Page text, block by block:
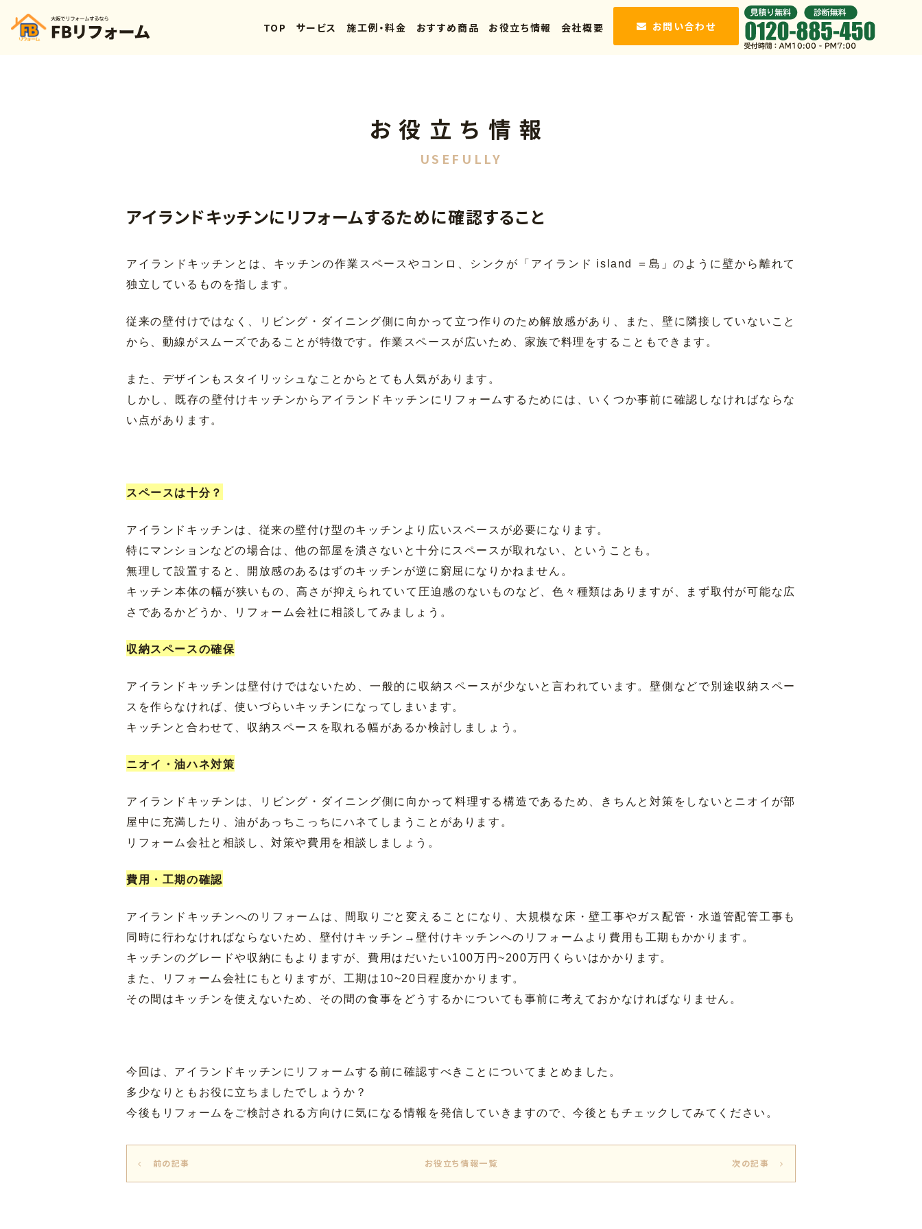
TOP サービス 施工例・料金 おすすめ商品 お役立ち情報 会社概要 お問い合わせ
お役立ち情報
USEFULLY
アイランドキッチンにリフォームするために確認すること
アイランドキッチンとは、キッチンの作業スペースやコンロ、シンクが「アイランド island ＝島」のように壁から離れて
独立しているものを指します。
従来の壁付けではなく、リビング・ダイニング側に向かって立つ作りのため解放感があり、また、壁に隣接していないこと
から、動線がスムーズであることが特徴です。作業スペースが広いため、家族で料理をすることもできます。
また、デザインもスタイリッシュなことからとても人気があります。
しかし、既存の壁付けキッチンからアイランドキッチンにリフォームするためには、いくつか事前に確認しなければならな
い点があります。
スペースは十分？
アイランドキッチンは、従来の壁付け型のキッチンより広いスペースが必要になります。
特にマンションなどの場合は、他の部屋を潰さないと十分にスペースが取れない、ということも。
無理して設置すると、開放感のあるはずのキッチンが逆に窮屈になりかねません。
キッチン本体の幅が狭いもの、高さが抑えられていて圧迫感のないものなど、色々種類はありますが、まず取付が可能な広
さであるかどうか、リフォーム会社に相談してみましょう。
収納スペースの確保
アイランドキッチンは壁付けではないため、一般的に収納スペースが少ないと言われています。壁側などで別途収納スペー
スを作らなければ、使いづらいキッチンになってしまいます。
キッチンと合わせて、収納スペースを取れる幅があるか検討しましょう。
ニオイ・油ハネ対策
アイランドキッチンは、リビング・ダイニング側に向かって料理する構造であるため、きちんと対策をしないとニオイが部
屋中に充満したり、油があっちこっちにハネてしまうことがあります。
リフォーム会社と相談し、対策や費用を相談しましょう。
費用・工期の確認
アイランドキッチンへのリフォームは、間取りごと変えることになり、大規模な床・壁工事やガス配管・水道管配管工事も
同時に行わなければならないため、壁付けキッチン→壁付けキッチンへのリフォームより費用も工期もかかります。
キッチンのグレードや収納にもよりますが、費用はだいたい100万円~200万円くらいはかかります。
また、リフォーム会社にもとりますが、工期は10~20日程度かかります。
その間はキッチンを使えないため、その間の食事をどうするかについても事前に考えておかなければなりません。
今回は、アイランドキッチンにリフォームする前に確認すべきことについてまとめました。
多少なりともお役に立ちましたでしょうか？
今後もリフォームをご検討される方向けに気になる情報を発信していきますので、今後ともチェックしてみてください。
前の記事 お役立ち情報一覧 次の記事